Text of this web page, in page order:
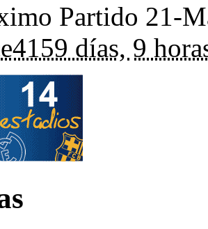
Partido 21-
4159 días, 9